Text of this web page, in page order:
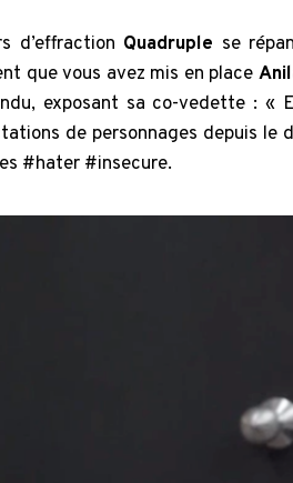
d’effraction Quadruple se
que vous avez mis en place
exposant sa co-vedette : «
de personnages depuis le
#hater #insecure.